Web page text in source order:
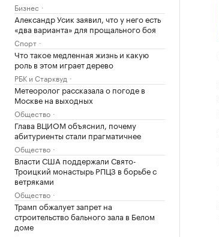
Бизнес
Александр Усик заявил, что у него есть
«два варианта» для прощального боя
Спорт
Что такое медленная жизнь и какую
роль в этом играет дерево
РБК и Старквуд
Метеоролог рассказала о погоде в
Москве на выходных
Общество
Глава ВЦИОМ объяснил, почему
абитуриенты стали прагматичнее
Общество
Власти США поддержали Свято-
Троицкий монастырь РПЦЗ в борьбе с
ветряками
Общество
Трамп обжалует запрет на
строительство бального зала в Белом
доме